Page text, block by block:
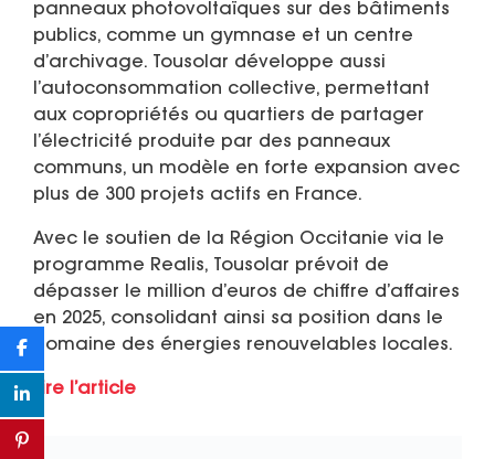
panneaux photovoltaïques sur des bâtiments
publics, comme un gymnase et un centre
d’archivage. Tousolar développe aussi
l’autoconsommation collective, permettant
aux copropriétés ou quartiers de partager
l’électricité produite par des panneaux
communs, un modèle en forte expansion avec
plus de 300 projets actifs en France.
Avec le soutien de la Région Occitanie via le
programme Realis, Tousolar prévoit de
dépasser le million d’euros de chiffre d’affaires
en 2025, consolidant ainsi sa position dans le
domaine des énergies renouvelables locales.
Lire l’article